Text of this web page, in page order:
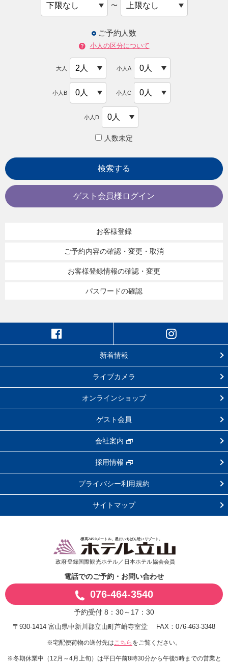
〜
ご予約人数
小人の区分について
大人 小人A
小人B 小人C
小人D
人数未定
検索する
ゲスト会員様ログイン
お客様登録
ご予約内容の確認・変更・取消
お客様登録情報の確認・変更
パスワードの確認
新着情報
ライブカメラ
オンラインショップ
ゲスト会員
会社案内
採用情報
プライバシー利用規約
サイトマップ
標高2450メートル、星にいちばん近いリゾート。
政府登録国際観光ホテル／日本ホテル協会会員
電話でのご予約・お問い合わせ
076-464-3540
予約受付 8：30～17：30
〒930-1414 富山県中新川郡立山町芦峅寺室堂 FAX：076-463-3348
※宅配便荷物の送付先はこちら をご覧ください。
※冬期休業中（12月～4月上旬）は平日午前8時30分から午後5時までの営業と